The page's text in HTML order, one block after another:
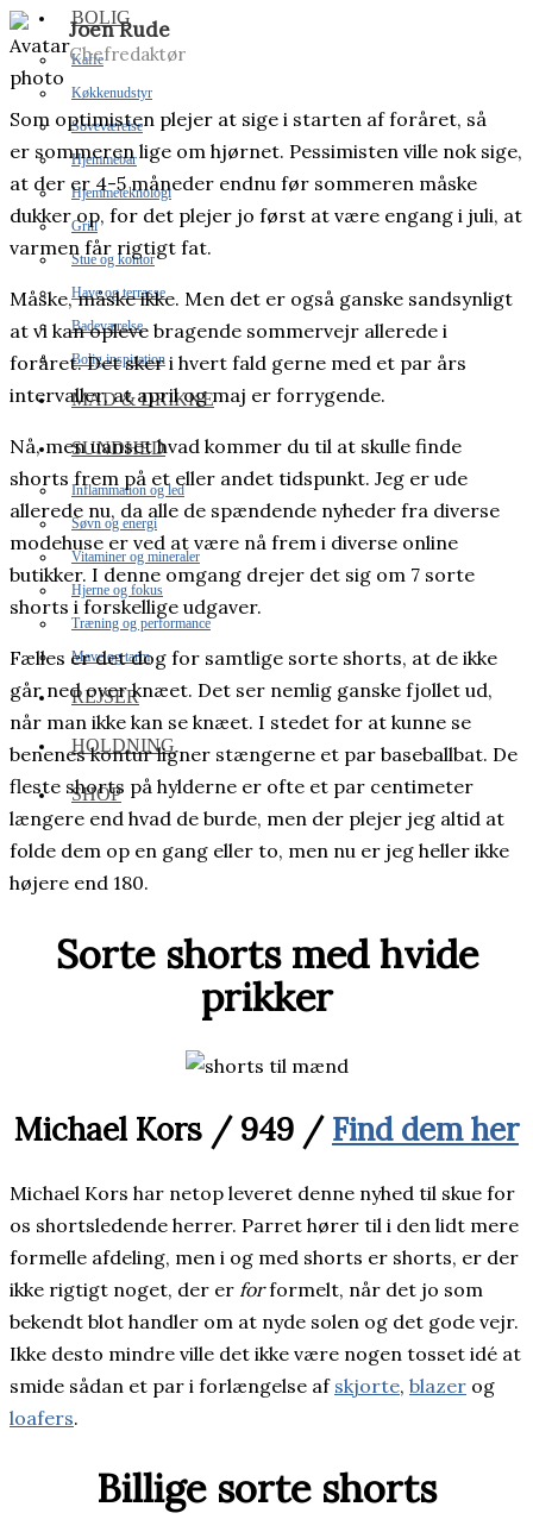
BOLIG
Kaffe
Køkkenudstyr
Soveværelse
Hjemmebar
Hjemmeteknologi
Grill
Stue og kontor
Have og terrasse
Badeværelse
Bolig inspiration
MAD & DRIKKE
SUNDHED
Inflammation og led
Søvn og energi
Vitaminer og mineraler
Hjerne og fokus
Træning og performance
Mave og tarm
REJSER
HOLDNING
SHOP
Joen Rude
Chefredaktør
Som optimisten plejer at sige i starten af foråret, så
er sommeren lige om hjørnet. Pessimisten ville nok sige,
at der er 4-5 måneder endnu før sommeren måske
dukker op, for det plejer jo først at være engang i juli, at
varmen får rigtigt fat.
Måske, måske ikke. Men det er også ganske sandsynligt
at vi kan opleve bragende sommervejr allerede i
foråret. Det sker i hvert fald gerne med et par års
intervaller, at april og maj er forrygende.
Nå, men uanset hvad kommer du til at skulle finde
shorts frem på et eller andet tidspunkt. Jeg er ude
allerede nu, da alle de spændende nyheder fra diverse
modehuse er ved at være nå frem i diverse online
butikker. I denne omgang drejer det sig om 7 sorte
shorts i forskellige udgaver.
Fælles er det dog for samtlige sorte shorts, at de ikke
går ned over knæet. Det ser nemlig ganske fjollet ud,
når man ikke kan se knæet. I stedet for at kunne se
benenes kontur ligner stængerne et par baseballbat. De
fleste shorts på hylderne er ofte et par centimeter
længere end hvad de burde, men der plejer jeg altid at
folde dem op en gang eller to, men nu er jeg heller ikke
højere end 180.
Sorte shorts med hvide
prikker
Michael Kors / 949 / Find dem her
Michael Kors har netop leveret denne nyhed til skue for
os shortsledende herrer. Parret hører til i den lidt mere
formelle afdeling, men i og med shorts er shorts, er der
ikke rigtigt noget, der er forformelt, når det jo som
bekendt blot handler om at nyde solen og det gode vejr.
Ikke desto mindre ville det ikke være nogen tosset idé at
smide sådan et par i forlængelse af skjorte, blazer og
loafers.
Billige sorte shorts